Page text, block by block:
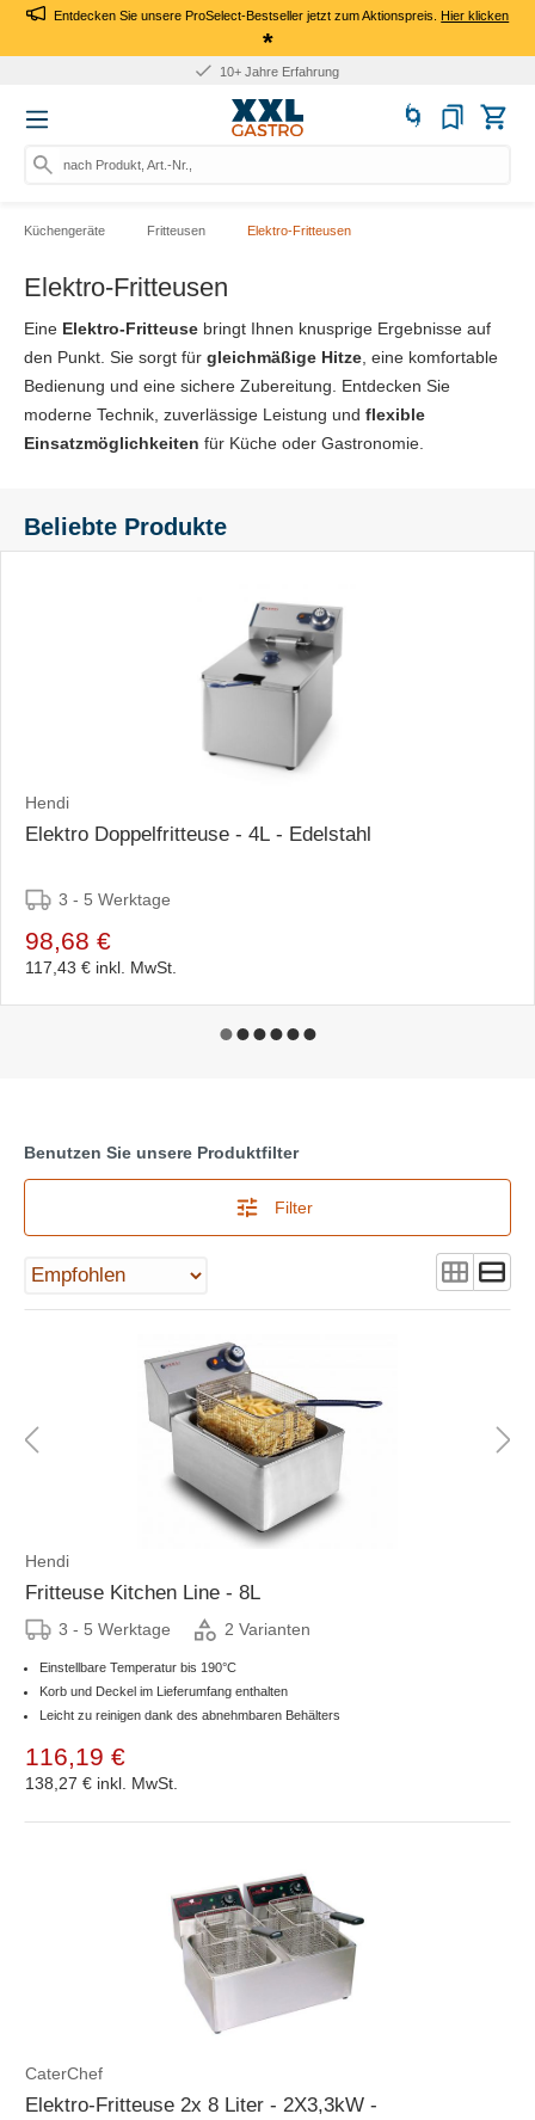
Entdecken Sie unsere ProSelect-Bestseller jetzt zum Aktionspreis.Hier klicken
*
Für Firmen: Kauf auf Rechnung
nach Produkt, Art.-Nr., Marke suc
Küchengeräte Fritteusen Elektro-Fritteusen
Elektro-Fritteusen
Eine Elektro-Fritteuse bringt Ihnen knusprige Ergebnisse auf
den Punkt. Sie sorgt für gleichmäßige Hitze , eine komfortable
Bedienung und eine sichere Zubereitung. Entdecken Sie
moderne Technik, zuverlässige Leistung und flexible
Einsatzmöglichkeiten für Küche oder Gastronomie.
Beliebte Produkte
Hendi
Elektro Doppelfritteuse - 4L - Edelstahl
3 - 5 Werktage
98,68 €
117,43 € inkl. MwSt.
Benutzen Sie unsere Produktfilter
Filter
Hendi
Fritteuse Kitchen Line - 8L
3 - 5 Werktage 2 Varianten
Einstellbare Temperatur bis 190°C
Korb und Deckel im Lieferumfang enthalten
Leicht zu reinigen dank des abnehmbaren Behälters
116,19 €
138,27 € inkl. MwSt.
CaterChef
Elektro-Fritteuse 2x 8 Liter - 2X3,3kW -